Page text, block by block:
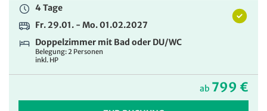
4 Tage
Fr. 29.01. - Mo. 01.02.2027
Doppelzimmer mit Bad oder DU/WC
Belegung: 2 Personen
inkl. HP
ab 799 €